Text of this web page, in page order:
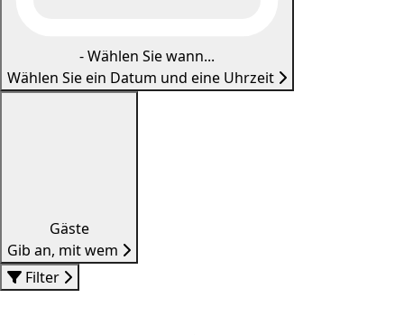
-Wählen Sie wann...
Wählen Sie ein Datum und eine Uhrzeit
Gäste
Gib an, mit wem
Filter